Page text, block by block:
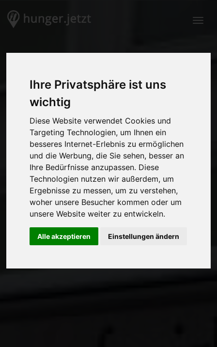
Ihre Privatsphäre ist uns
wichtig
Diese Website verwendet Cookies und
Targeting Technologien, um Ihnen ein
besseres Internet-Erlebnis zu ermöglichen
und die Werbung, die Sie sehen, besser an
Ihre Bedürfnisse anzupassen. Diese
Technologien nutzen wir außerdem, um
Ergebnisse zu messen, um zu verstehen,
woher unsere Besucher kommen oder um
unsere Website weiter zu entwickeln.
Alle akzeptieren Einstellungen ändern